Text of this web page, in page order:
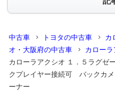
中古車 トヨタの中古車 カ
オ・大阪府の中古車
カロー
カローラアクシオ １．５ラグ
クプレイヤー接続可 バックカ
ーナー